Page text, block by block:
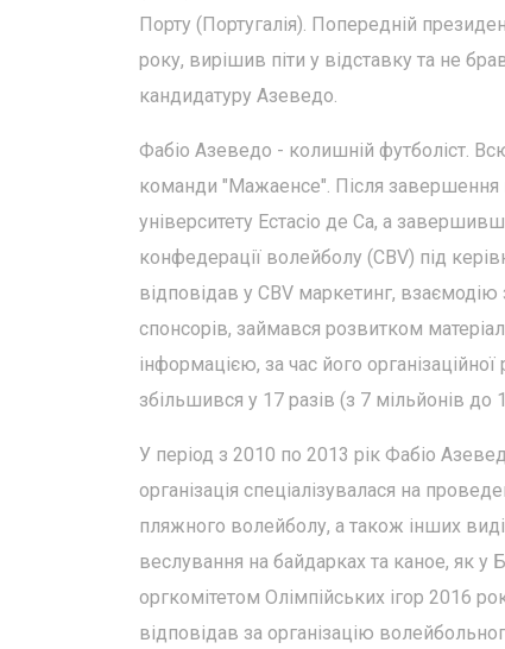
Порту (Португалія). Попередній
року, вирішив піти у відставку та не
кандидатуру Азеведо.
Фабіо Азеведо - колишній футболіст.
команди "Мажаенсе". Після завершення
університету Естасіо де Са, а
конфедерації волейболу (CBV) під
відповідав у CBV маркетинг, взаємодію
спонсорів, займався розвитком
інформацією, за час його
збільшився у 17 разів (з 7 мільйонів
У період з 2010 по 2013 рік Фабіо
організація спеціалізувалася на
пляжного волейболу, а також інших
веслування на байдарках та каное, як у
оргкомітетом Олімпійських ігор 2016
відповідав за організацію